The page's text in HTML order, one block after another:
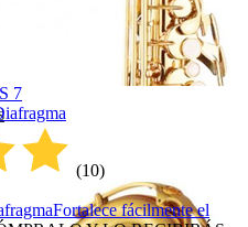
7
(10)
Fortalece fácilmente el